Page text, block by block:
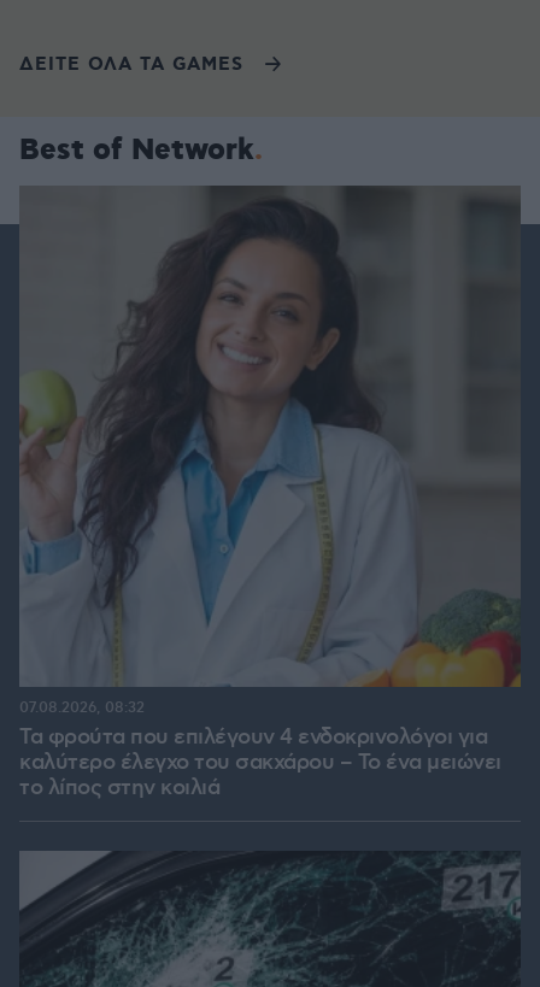
ΔΕΙΤΕ ΟΛΑ ΤΑ GAMES
Best of Network
Τα φρούτα που επιλέγουν 4 ενδοκρινολόγοι για
καλύτερο έλεγχο του σακχάρου – Το ένα μειώνει
το λίπος στην κοιλιά
07.08.2026, 08:32